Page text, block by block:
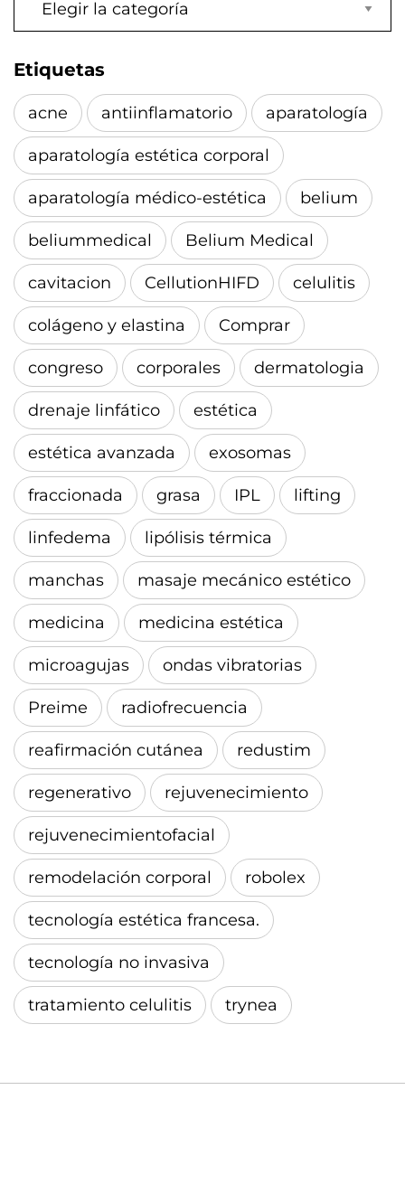
Etiquetas
acne antiinflamatorio aparatología
aparatología estética corporal
aparatología médico-estética belium
beliummedical Belium Medical
cavitacion CellutionHIFD celulitis
colágeno y elastina Comprar
congreso corporales dermatologia
drenaje linfático estética
estética avanzada exosomas
fraccionada grasa IPL lifting
linfedema lipólisis térmica
manchas masaje mecánico estético
medicina medicina estética
microagujas ondas vibratorias
Preime radiofrecuencia
reafirmación cutánea redustim
regenerativo rejuvenecimiento
rejuvenecimientofacial
remodelación corporal robolex
tecnología estética francesa.
tecnología no invasiva
tratamiento celulitis trynea